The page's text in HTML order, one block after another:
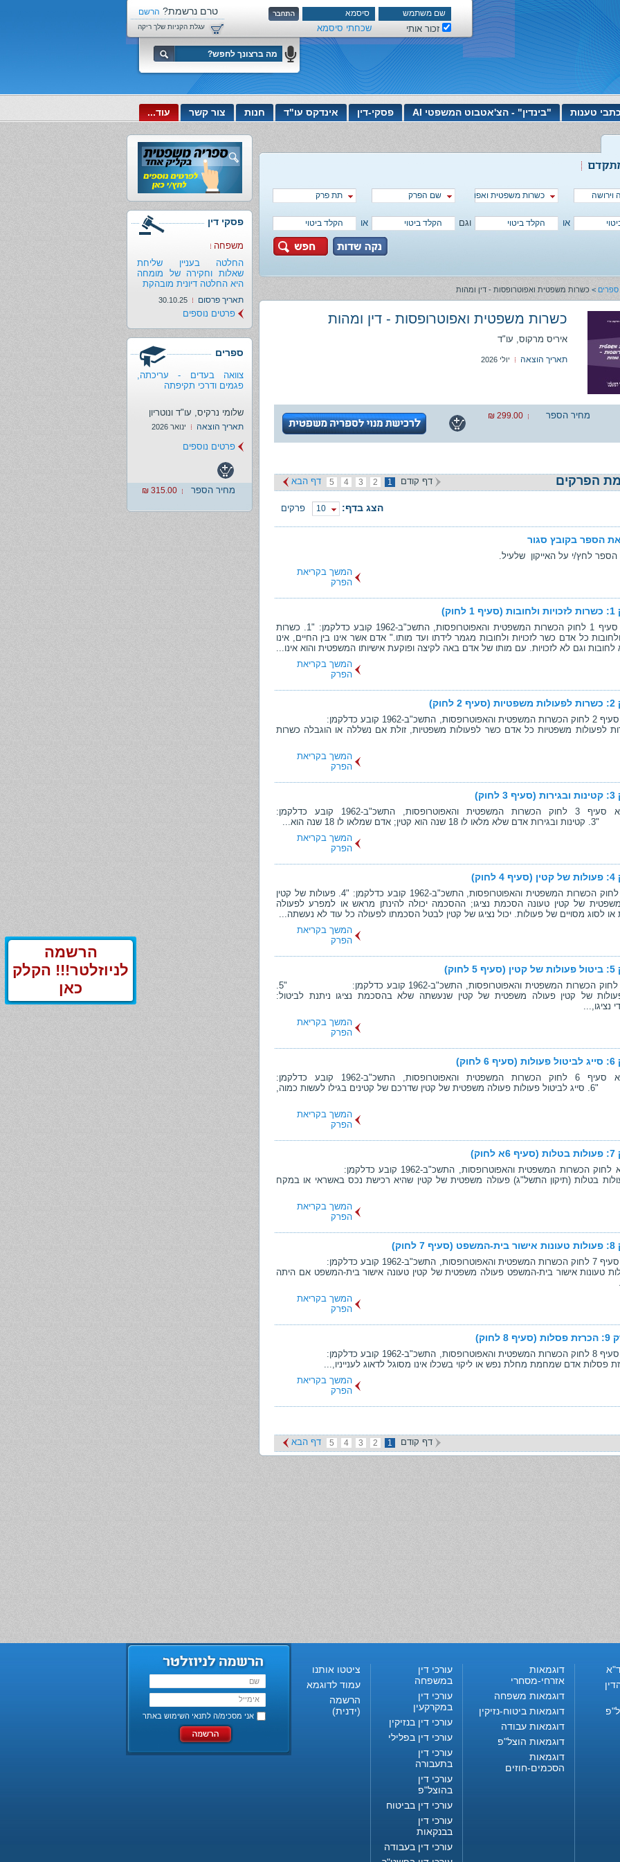
זכור אותי שכחתי סיסמא
טרם נרשמת? הרשם
עכשיו!
עגלת הקניות שלך ריקה
טענות "בינדין" - הצ'אטבוט המשפטי AI פסקי-דין אינדקס עו"ד חנות צור קשר עוד...
כשרות משפטית ואפוטרופסות - דין ומהות
שם הפרק תת פרק
או וגם או
ספרים > כשרות משפטית ואפוטרופסות - דין ומהות
כשרות משפטית ואפוטרופסות - דין ומהות
איריס מרקוס, עו"ד
תאריך הוצאה יולי 2026
מחיר הספר 299.00 ₪
הפרקים דף קודם 1
2
3
4
5 דף הבא
הצג בדף: 10 פרקים
הספר בקובץ סגור
לחץ/י על האייקון שלעיל.
המשך בקריאת
הפרק
1. כללי סעיף 1 לחוק הכשרות המשפטית והאפוטרופסות, התשכ"ב-1962 קובע כדלקמן: "1. כשרות
ולחובות כל אדם כשר לזכויות ולחובות מגמר לידתו ועד מותו." אדם אשר אינו בין החיים, אינו
לחובות וגם לא לזכויות. עם מותו של אדם באה לקיצה ופוקעת אישיותו המשפטית והוא אינו...
המשך בקריאת
הפרק
1. כללי סעיף 2 לחוק הכשרות המשפטית והאפוטרופסות, התשכ"ב-1962 קובע כדלקמן:
לפעולות משפטיות כל אדם כשר לפעולות משפטיות, זולת אם נשללה או הוגבלה כשרות
המשך בקריאת
הפרק
1. מבוא סעיף 3 לחוק הכשרות המשפטית והאפוטרופסות, התשכ"ב-1962 קובע כדלקמן:
הוא קטין; אדם שמלאו לו 18 שנה הוא...
המשך בקריאת
הפרק
סעיף 4 לחוק הכשרות המשפטית והאפוטרופסות, התשכ"ב-1962 קובע כדלקמן: "4. פעולות של קטין
של קטין טעונה הסכמת נציגו; ההסכמה יכולה להינתן מראש או למפרע לפעולה
או לסוג מסויים של פעולות. יכול נציגו של קטין לבטל הסכמתו לפעולה כל עוד לא נעשתה...
המשך בקריאת
הפרק
סעיף 5 לחוק הכשרות המשפטית והאפוטרופסות, התשכ"ב-1962 קובע כדלקמן: "5.
של קטין פעולה משפטית של קטין שנעשתה שלא בהסכמת נציגו ניתנת לביטול:
המשך בקריאת
הפרק
1. מבוא סעיף 6 לחוק הכשרות המשפטית והאפוטרופסות, התשכ"ב-1962 קובע כדלקמן:
"6. סייג לביטול פעולות פעולה משפטית של קטין שדרכם של קטינים בגילו לעשות כמוה,
המשך בקריאת
הפרק
סעיף 6א לחוק הכשרות המשפטית והאפוטרופסות, התשכ"ב-1962 קובע כדלקמן:
בטלות (תיקון התשל"ג) פעולה משפטית של קטין שהיא רכישת נכס באשראי או במקח
המשך בקריאת
הפרק
1. כללי סעיף 7 לחוק הכשרות המשפטית והאפוטרופסות, התשכ"ב-1962 קובע כדלקמן:
טעונות אישור בית-המשפט פעולה משפטית של קטין טעונה אישור בית-המשפט אם היתה
המשך בקריאת
הפרק
8 לחוק)
1. כללי סעיף 8 לחוק הכשרות המשפטית והאפוטרופסות, התשכ"ב-1962 קובע כדלקמן:
המשך בקריאת
הפרק
דף קודם 1
2
3
4
5 דף הבא
פסקי דין
משפחה
החלטה בעניין שליחת
שאלות וחקירה של מומחה
היא החלטה דיונית מובהקת
תאריך פרסום 30.10.25
פרטים נוספים
ספרים
צוואה בעדים - עריכתה,
פגמים ודרכי תקיפתה
שלומי נרקיס, עו"ד ונוטריון
תאריך הוצאה ינואר 2026
מחיר הספר 315.00 ₪
פרטים נוספים
דוגמאות
אזרחי-מסחרי
דוגמאות משפחה
דוגמאות ביטוח-נזיקין
דוגמאות עבודה
דוגמאות הוצל"פ
דוגמאות
הסכמים-חוזים
עורכי דין
במשפחה
עורכי דין
במקרקעין
עורכי דין בנזיקין
עורכי דין בפלילי
עורכי דין
בתעבורה
עורכי דין
בהוצל"פ
עורכי דין בביטוח
עורכי דין
בבנקאות
עורכי דין בעבודה
ציטטו אותנו
עמוד לדוגמא
הרשמה
(ידנית)
אני מסכימ/ה לתנאי השימוש באתר
הרשמה
לניוזלטר!!! הקלק
כאן